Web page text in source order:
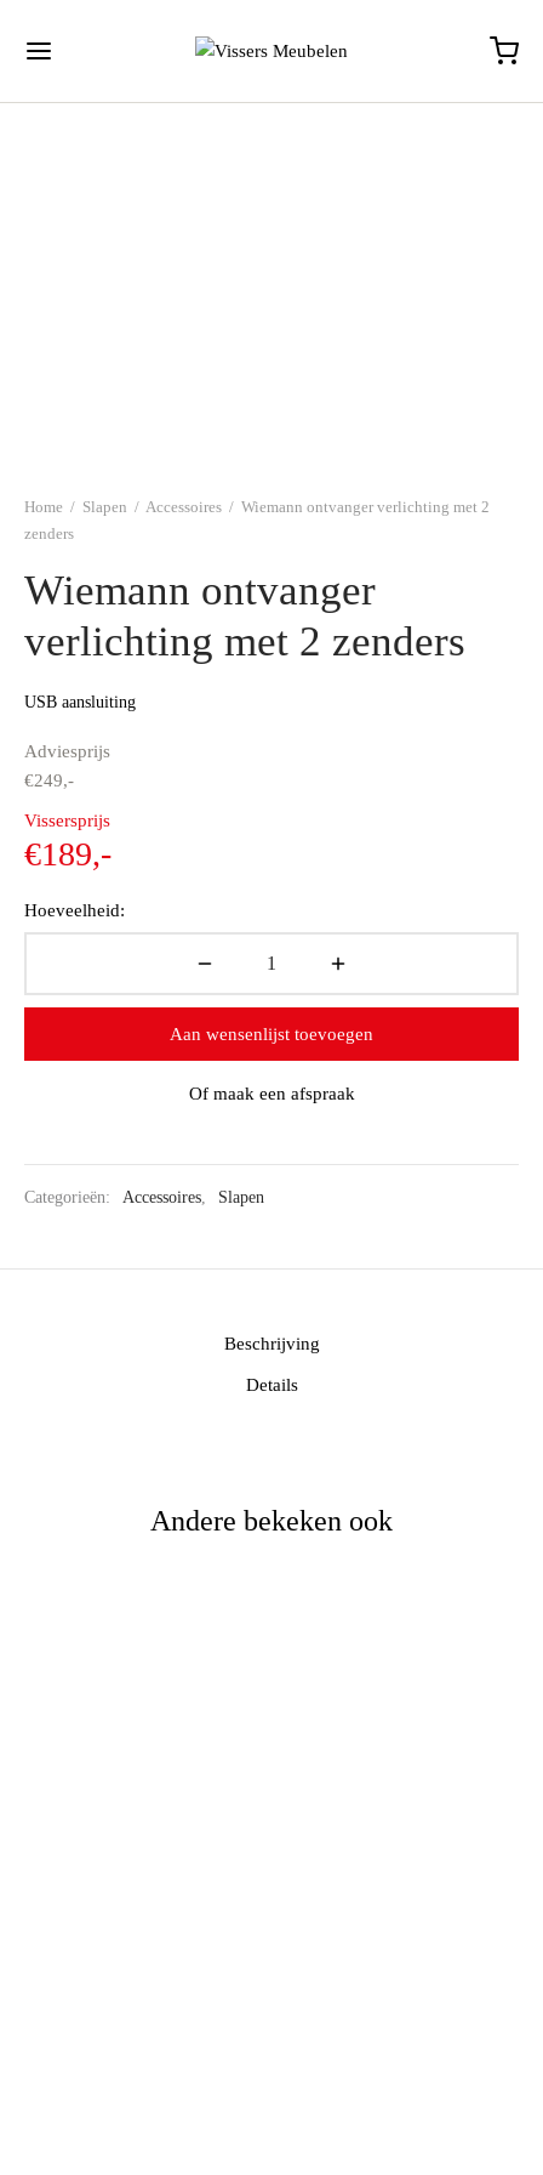
Home / Slapen / Accessoires / Wiemann ontvanger verlichting met 2
zenders
Wiemann ontvanger
verlichting met 2 zenders
USB aansluiting
Adviesprijs
€249,-
Oorspronkelijke
prijs was:
Vissersprijs
€189,-Huidige
€189,-.
Hoeveelheid:
Aan wensenlijst toevoegen
Of maak een afspraak
Categorieën: Accessoires, Slapen
Beschrijving
Details
Andere bekeken ook